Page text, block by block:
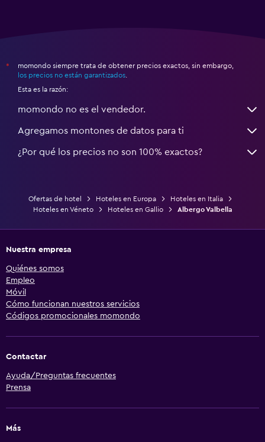
*
momondo siempre trata de obtener precios exactos, sin embargo,
los precios no están garantizados
Esta es la razón:
momondo no es el vendedor.
Agregamos montones de datos para ti
¿Por qué los precios no son 100% exactos?
Ofertas de hotel Hoteles en Europa
Hoteles en Italia
Hoteles en Véneto
Hoteles en Gallio Albergo Valbella
Nuestra empresa
Quiénes somos
Empleo
Móvil
Cómo funcionan nuestros servicios
Códigos promocionales momondo
Contactar
Ayuda/Preguntas frecuentes
Prensa
Más